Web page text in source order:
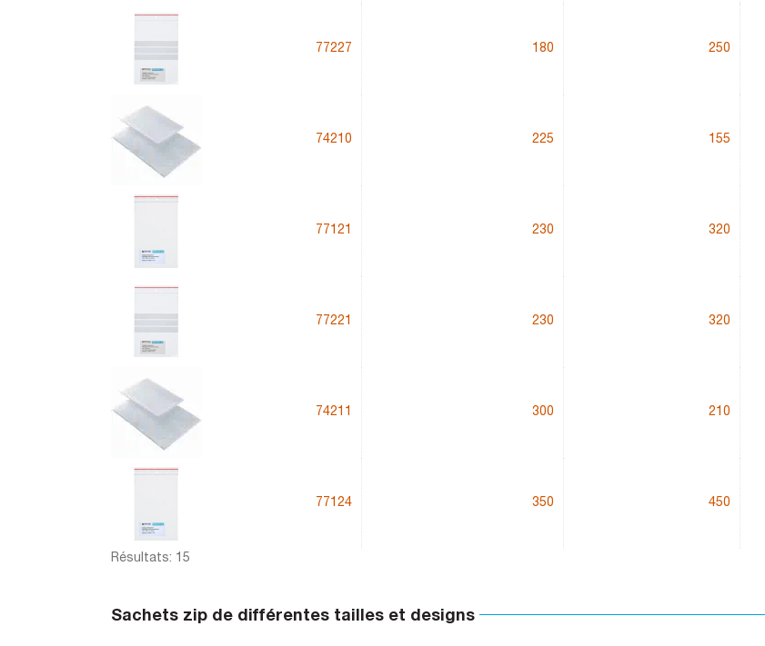
77227 180 250
74210 225 155
77121 230 320
77221 230 320
74211 300 210
77124 350 450
Résultats: 15
Sachets zip de différentes tailles et designs